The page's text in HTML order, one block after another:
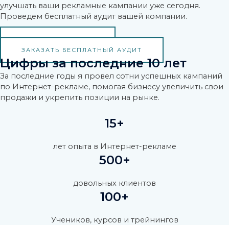
улучшать ваши рекламные кампании уже сегодня.
Проведем бесплатный аудит вашей компании.
ОСТАВИТЬ ЗАЯВКУ
ЗАКАЗАТЬ БЕСПЛАТНЫЙ АУДИТ
Цифры за последние 10 лет
За последние годы я провел сотни успешных кампаний
по Интернет-рекламе, помогая бизнесу увеличить свои
продажи и укрепить позиции на рынке.
15+
лет опыта в Интернет-рекламе
500+
довольных клиентов
100+
Учеников, курсов и трейнингов